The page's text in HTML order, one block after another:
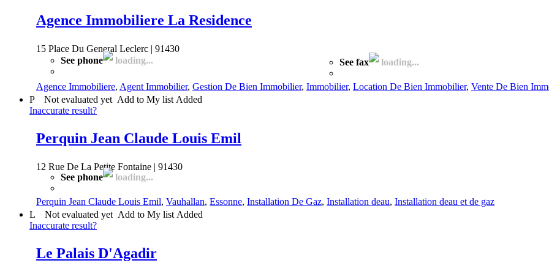
Agence Immobiliere La Residence
15 Place Du General Leclerc | 91430
See phone
loading... See fax loading...
Agence Immobiliere, Agent Immobilier, Gestion De Bien Immobilier, Immobilier, Location De Bien Immobilier, Vente De Bien
P
Not evaluated yet Add to My list Added
Inaccurate result?
Perquin Jean Claude Louis Emil
12 Rue De La Petite Fontaine | 91430
See phone
loading...
Perquin Jean Claude Louis Emil, Vauhallan, Essonne, Installation De Gaz, Installation deau, Installation deau et de gaz
L
Not evaluated yet Add to My list Added
Inaccurate result?
Le Palais D'Agadir